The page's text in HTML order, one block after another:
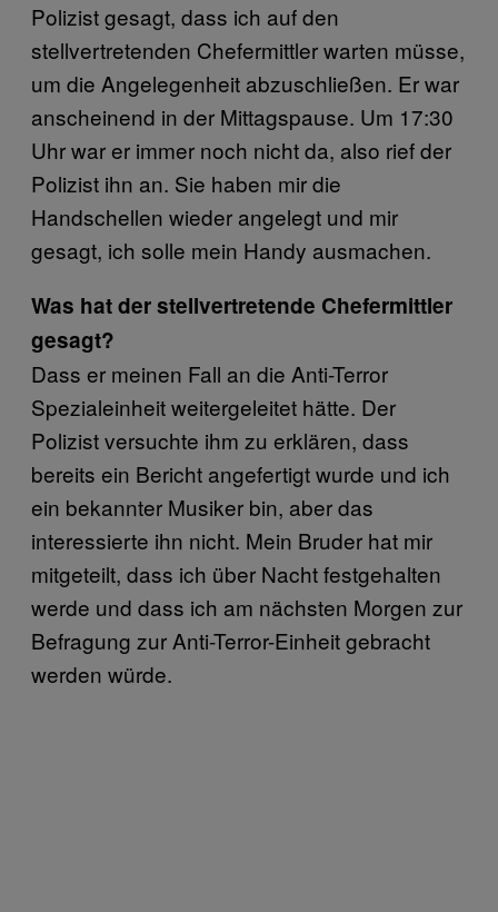
Polizist gesagt, dass ich auf den
stellvertretenden Chefermittler warten müsse,
um die Angelegenheit abzuschließen. Er war
anscheinend in der Mittagspause. Um 17:30
Uhr war er immer noch nicht da, also rief der
Polizist ihn an. Sie haben mir die
Handschellen wieder angelegt und mir
gesagt, ich solle mein Handy ausmachen.
Was hat der stellvertretende Chefermittler
gesagt?
Dass er meinen Fall an die Anti-Terror
Spezialeinheit weitergeleitet hätte. Der
Polizist versuchte ihm zu erklären, dass
bereits ein Bericht angefertigt wurde und ich
ein bekannter Musiker bin, aber das
interessierte ihn nicht. Mein Bruder hat mir
mitgeteilt, dass ich über Nacht festgehalten
werde und dass ich am nächsten Morgen zur
Befragung zur Anti-Terror-Einheit gebracht
werden würde.